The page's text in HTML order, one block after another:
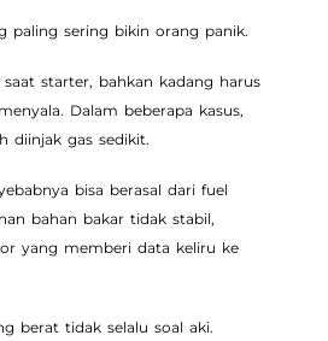
paling sering bikin orang panik.
starter, bahkan kadang harus
Dalam beberapa kasus,
diinjak gas sedikit.
bisa berasal dari fuel
bahan bakar tidak stabil,
yang memberi data keliru ke
berat tidak selalu soal aki.